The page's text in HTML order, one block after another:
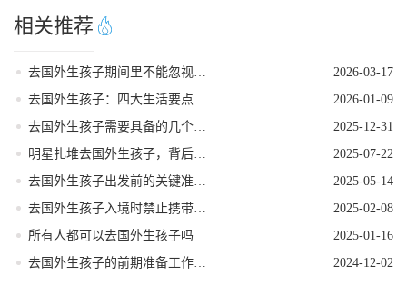
相关推荐
2026-03-17
2026-01-09
2025-12-31
2025-07-22
2025-05-14
2025-02-08
所有人都可以去国外生孩子吗
2025-01-16
2024-12-02